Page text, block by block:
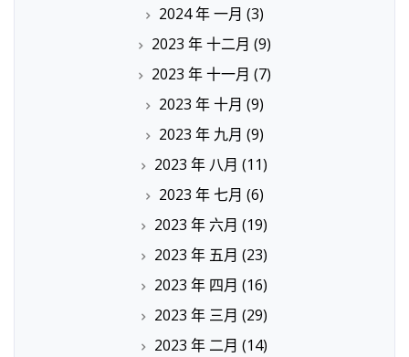
2024 年 一月 (3)
2023 年 十二月 (9)
2023 年 十一月 (7)
2023 年 十月 (9)
2023 年 九月 (9)
2023 年 八月 (11)
2023 年 七月 (6)
2023 年 六月 (19)
2023 年 五月 (23)
2023 年 四月 (16)
2023 年 三月 (29)
2023 年 二月 (14)